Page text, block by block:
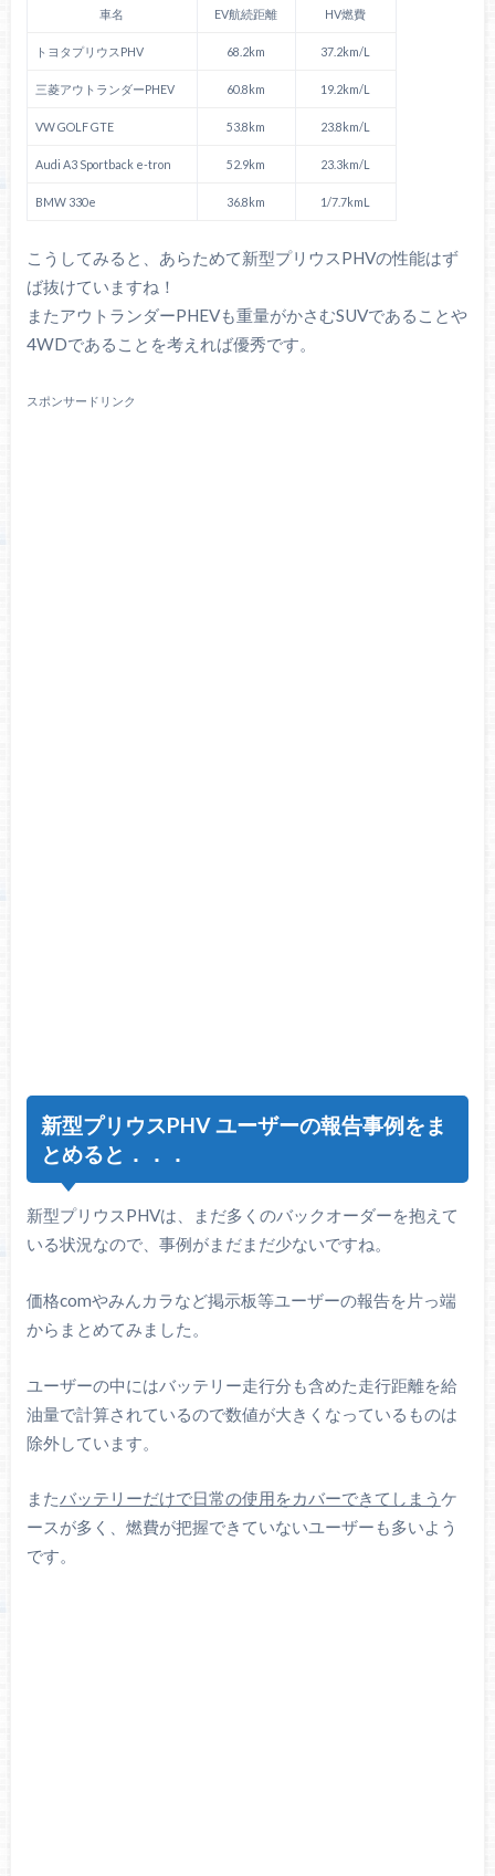
車名 EV航続距離 HV燃費
トヨタプリウスPHV 68.2km 37.2km/L
三菱アウトランダーPHEV 60.8km 19.2km/L
VW GOLF GTE 53.8km 23.8km/L
Audi A3 Sportback e-tron 52.9km 23.3km/L
BMW 330e 36.8km 1/7.7kmL
こうしてみると、あらためて新型プリウスPHVの性能はず
ば抜けていますね！
またアウトランダーPHEVも重量がかさむSUVであることや
4WDであることを考えれば優秀です。
スポンサードリンク
新型プリウスPHV ユーザーの報告事例をま
とめると．．．
新型プリウスPHVは、まだ多くのバックオーダーを抱えて
いる状況なので、事例がまだまだ少ないですね。
価格comやみんカラなど掲示板等ユーザーの報告を片っ端
からまとめてみました。
ユーザーの中にはバッテリー走行分も含めた走行距離を給
油量で計算されているので数値が大きくなっているものは
除外しています。
またバッテリーだけで日常の使用をカバーできてしまう ケ
ースが多く、燃費が把握できていないユーザーも多いよう
です。